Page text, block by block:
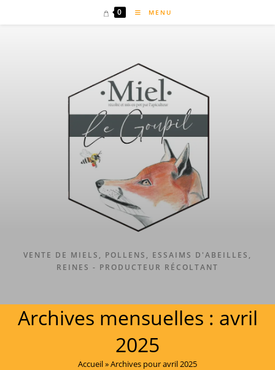
0 MENU
VENTE DE MIELS, POLLENS, ESSAIMS D'ABEILLES,
REINES - PRODUCTEUR RÉCOLTANT
Archives mensuelles : avril
2025
Accueil»Archives pour avril 2025